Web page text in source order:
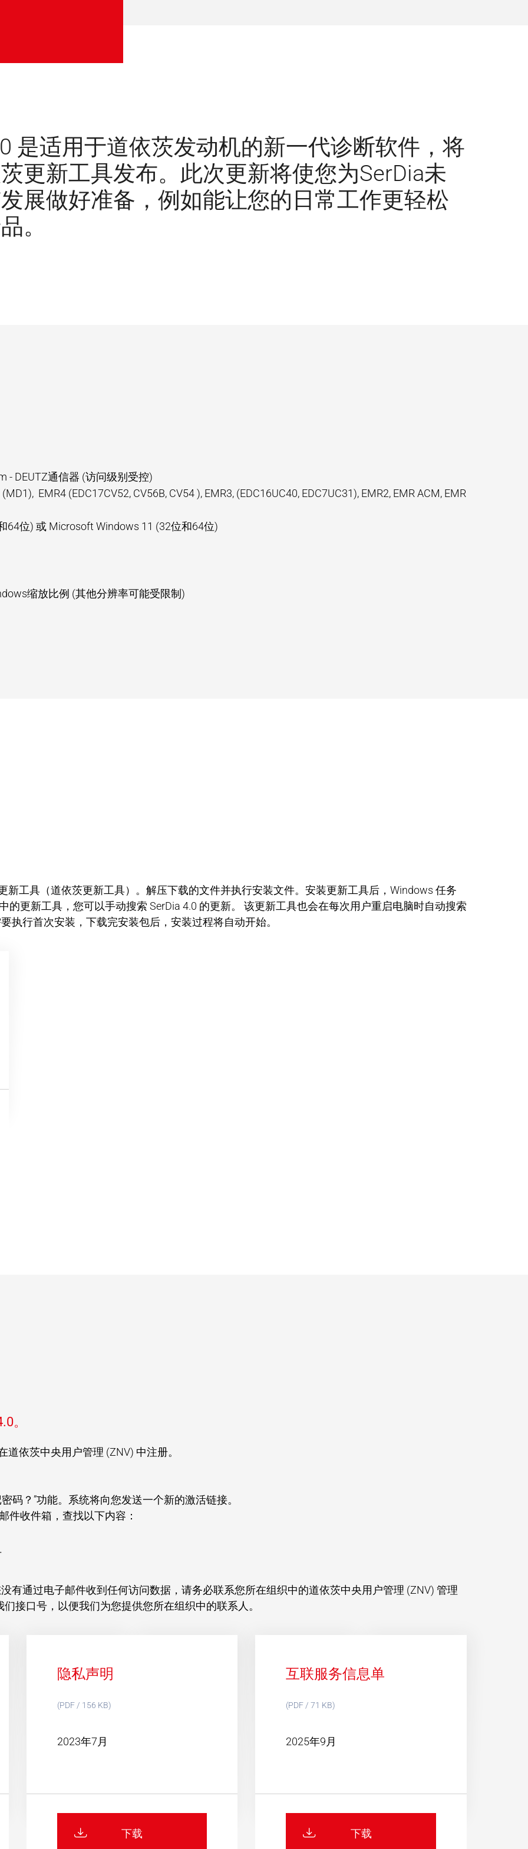
是适用于道依茨发动机的新一代诊断软件，将
更新工具发布。此次更新将使您为SerDia未
展做好准备，例如能让您的日常工作更轻松
。
- DEUTZ通信器 (访问级别受控)
EMR4 (EDC17CV52, CV56B, CV54 ), EMR3, (EDC16UC40, EDC7UC31), EMR2, EMR ACM, EMR
64位) 或 Microsoft Windows 11 (32位和64位)
缩放比例 (其他分辨率可能受限制)
新工具（道依茨更新工具）。解压下载的文件并执行安装文件。安装更新工具后，Windows 任务
的更新工具，您可以手动搜索 SerDia 4.0 的更新。 该更新工具也会在每次用户重启电脑时自动搜索
执行首次安装，下载完安装包后，安装过程将自动开始。
。
依茨中央用户管理 (ZNV) 中注册。
码？”功能。系统将向您发送一个新的激活链接。
件收件箱，查找以下内容：
有通过电子邮件收到任何访问数据，请务必联系您所在组织中的道依茨中央用户管理 (ZNV) 管理
接口号，以便我们为您提供您所在组织中的联系人。
隐私声明
(PDF / 156 KB)
2023年7月
下载
互联服务信息单
(PDF / 71 KB)
2025年9月
下载